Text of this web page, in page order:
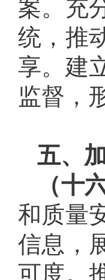
案。充
统，推
享。建
监督，
五、
（十
和质量
信息，
可度。